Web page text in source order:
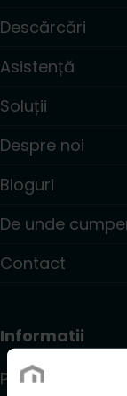
Descărcări
Asistență
Soluții
Despre noi
Bloguri
De unde
Contact
Informatii
Politica de